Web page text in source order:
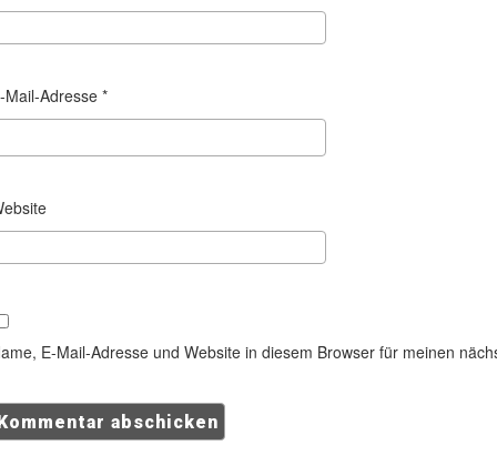
Mail-Adresse*
E-Mail-Adresse und Website in diesem Browser für meinen